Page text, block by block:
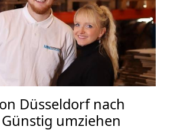
Düsseldorf nach
umziehen